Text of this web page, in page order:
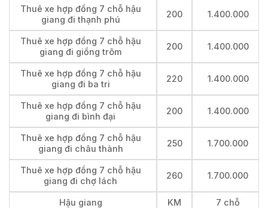
Thuê xe hợp đồng 7 chỗ hậu
giang đi thạnh phú
200 1.400.000
Thuê xe hợp đồng 7 chỗ hậu
giang đi giồng trôm
200 1.400.000
Thuê xe hợp đồng 7 chỗ hậu
giang đi ba tri
220 1.400.000
Thuê xe hợp đồng 7 chỗ hậu
giang đi bình đại
200 1.400.000
Thuê xe hợp đồng 7 chỗ hậu
giang đi châu thành
250 1.700.000
Thuê xe hợp đồng 7 chỗ hậu
giang đi chợ lách
260 1.700.000
Hậu giang KM 7 chỗ